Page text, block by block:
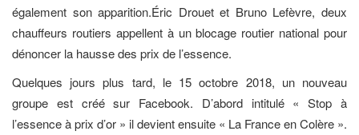
également son apparition.Éric Drouet et Bruno Lefèvre, deux
chauffeurs routiers appellent à un blocage routier national pour
dénoncer la hausse des prix de l’essence.
Quelques jours plus tard, le 15 octobre 2018, un nouveau
groupe est créé sur Facebook. D’abord intitulé « Stop à
l’essence à prix d’or » il devient ensuite « La France en Colère ».